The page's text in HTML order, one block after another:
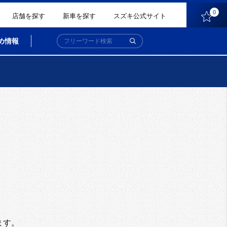
店舗を探す 新車を探す スズキ公式サイト 0
情報
す。